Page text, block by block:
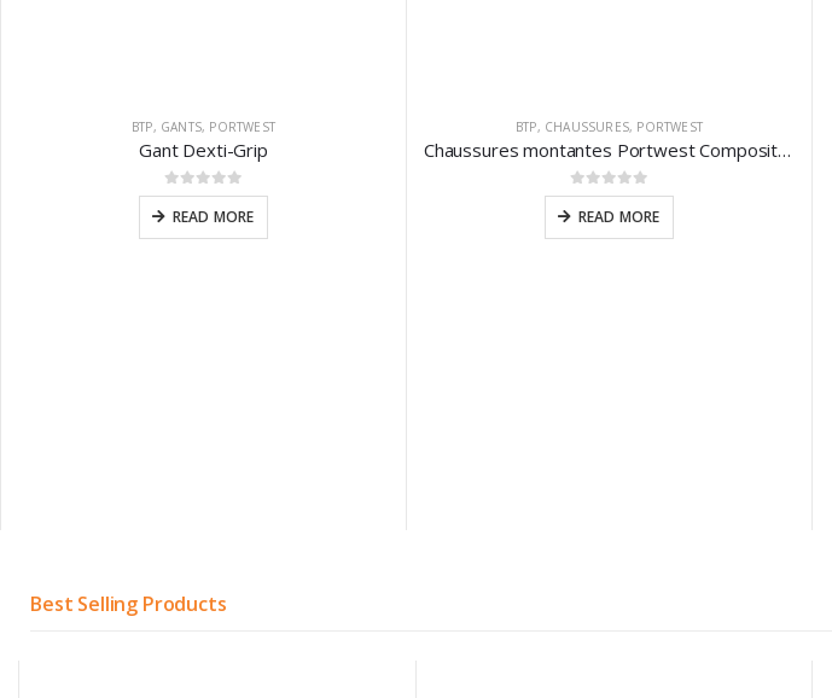
BTP, GANTS, PORTWEST
Gant Dexti-Grip
0sur 5
READ MORE
BTP, CHAUSSURES, PORTWEST
Chaussures montantes Portwest Compositelite Rigger Indiana S3
0sur 5
READ MORE
Best Selling Products